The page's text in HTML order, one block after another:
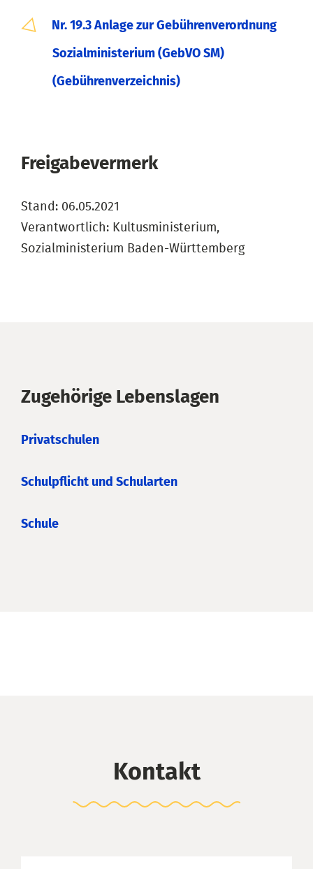
Nr. 19.3 Anlage zur Gebührenverordnung
Sozialministerium (GebVO SM)
(Gebührenverzeichnis)
Freigabevermerk
Stand: 06.05.2021
Verantwortlich: Kultusministerium,
Sozialministerium Baden-Württemberg
Zugehörige Lebenslagen
Privatschulen
Schulpflicht und Schularten
Schule
Kontakt